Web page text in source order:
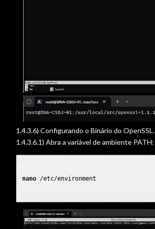
1.4.3.6) Configurando o Binário do OpenSSL.
1.4.3.6.1) Abra a variável de ambiente PATH:
nano /etc/environment